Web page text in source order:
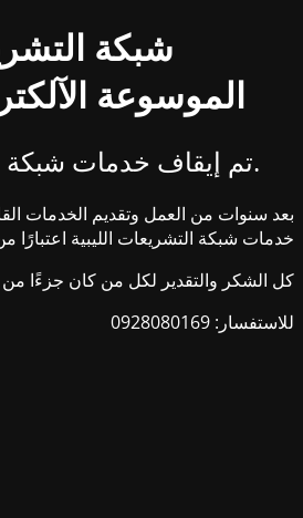
شبكة
الموسوعة
تم إيقاف خدمات شبكة التشريعات الليبية.
بعد سنوات من العمل وتقديم الخدمات
خدمات شبكة التشريعات الليبية اعتبارًا من
كل الشكر والتقدير لكل من كان جزءًا من
للاستفسار: 0928080169